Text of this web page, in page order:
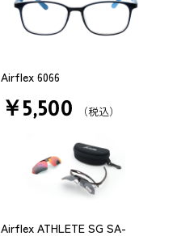
Airflex 6066
￥5,500 （税込）
Airflex ATHLETE SG SA-